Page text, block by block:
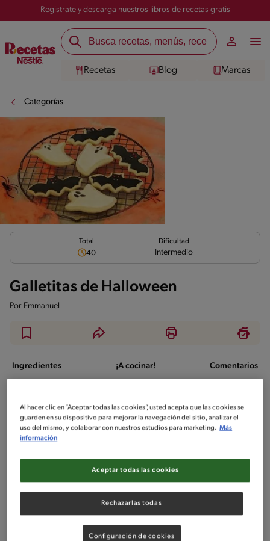
Registrate y descarga nuestros libros de recetas gratis
Recetas Blog Marcas
Categorías
Total
40
Dificultad
Intermedio
Galletitas de Halloween
Por Emmanuel
Ingredientes ¡A cocinar! Comentarios
Porciones: 15
Al hacer clic en “Aceptar todas las cookies”, usted acepta que las cookies se
guarden en su dispositivo para mejorar la navegación del sitio, analizar el
uso del mismo, y colaborar con nuestros estudios para marketing. Más
información
Rechazarlas todas
Aceptar todas las cookies
Configuración de cookies